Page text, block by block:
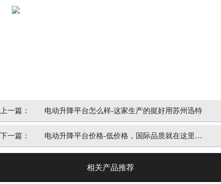
上一篇： 电动升降平台怎么样-这家生产的挺好用苏州迅特
下一篇： 电动升降平台价格-低价格，国际品质就在这里苏
相关产品推荐